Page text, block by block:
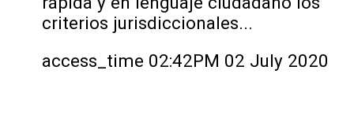
criterios jurisdiccionales...
access_time 02:42PM 02 July 2020